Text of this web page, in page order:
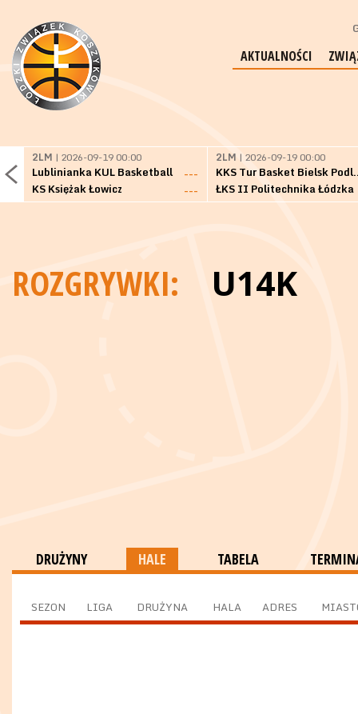
AKTUALNOŚCI
2LM | 2026-09-19 00:00
Lublinianka KUL Basketball
---
KS Księżak Łowicz
---
2LM | 2026-09-19 00:00
KKS Tur
ŁKS II Politechnika Łódzka
ROZGRYWKI: U14K
DRUŻYNY HALE TABELA
SEZON LIGA DRUŻYNA HALA ADRES